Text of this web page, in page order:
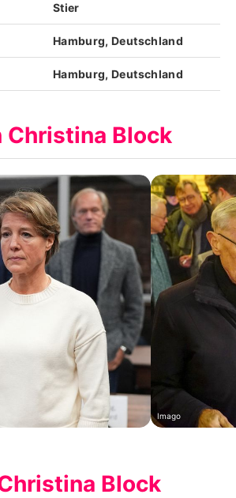
Stier
Hamburg, Deutschland
Hamburg, Deutschland
Christina Block
Imago
Block